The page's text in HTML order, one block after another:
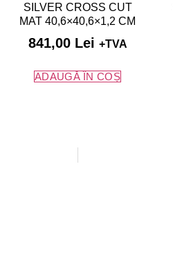
SILVER CROSS CUT
MAT 40,6×40,6×1,2 CM
841,00 Lei +TVA
ADAUGĂ ÎN COȘ